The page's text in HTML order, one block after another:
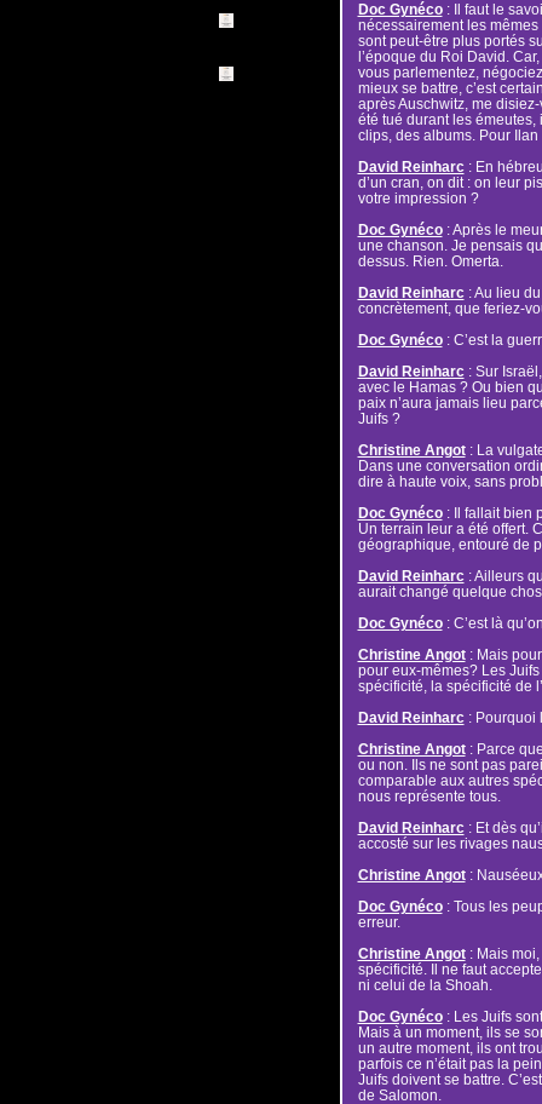
Doc Gynéco: Il faut le
nécessairement les
sont peut-être plus portés
l’époque du Roi David.
vous parlementez,
mieux se battre, c’est
après Auschwitz, me
été tué durant les
clips, des albums. Pour
David Reinharc: En
d’un cran, on dit : on leur
votre impression ?
Doc Gynéco: Après le
une chanson. Je pensais
dessus. Rien. Omerta.
David Reinharc: Au lieu du
concrètement, que feriez-
Doc Gynéco: C’est la
David Reinharc: Sur
avec le Hamas ? Ou bien
paix n’aura jamais lieu
Juifs ?
Christine Angot: La
Dans une conversation
dire à haute voix, sans
Doc Gynéco: Il fallait bien
Un terrain leur a été offert.
géographique, entouré de
David Reinharc: Ailleurs
aurait changé quelque
Doc Gynéco: C’est là
Christine Angot: Mais
pour eux-mêmes? Les
spécificité, la spécificité de
David Reinharc: Pourquoi
Christine Angot: Parce
ou non. Ils ne sont pas
comparable aux autres
nous représente tous.
David Reinharc: Et dès
accosté sur les rivages
Christine Angot:
Doc Gynéco: Tous les
erreur.
Christine Angot: Mais moi,
spécificité. Il ne faut
ni celui de la Shoah.
Doc Gynéco: Les Juifs
Mais à un moment, ils se
un autre moment, ils ont
parfois ce n’était pas la
Juifs doivent se battre.
de Salomon.